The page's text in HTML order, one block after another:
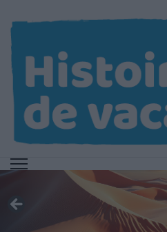
contenu
(Pressez
Entrée)